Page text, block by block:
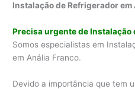
Instalação de Refrigerador em
Precisa urgente de Instalação
Somos especialistas em
em Anália Franco.
Devido a importância que tem